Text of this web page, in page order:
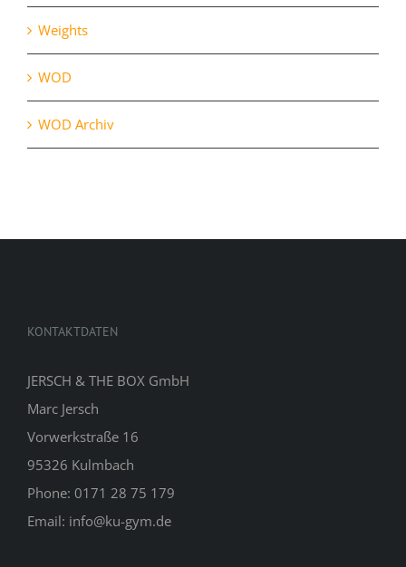
Weights
WOD
WOD Archiv
KONTAKTDATEN
JERSCH & THE BOX GmbH
Marc Jersch
Vorwerkstraße 16
95326 Kulmbach
Phone: 0171 28 75 179
Email: info@ku-gym.de